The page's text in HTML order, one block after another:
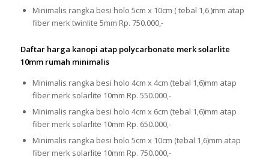
Minimalis rangka besi holo 5cm x 10cm ( tebal 1,6 )mm atap
fiber merk twinlite 5mm Rp. 750.000,-
Daftar harga kanopi atap polycarbonate merk solarlite
10mm rumah minimalis
Minimalis rangka besi holo 4cm x 4cm (tebal 1,6)mm atap
fiber merk solarlite 10mm Rp. 550.000,-
Minimalis rangka besi holo 4cm x 6cm (tebal 1,6)mm atap
fiber merk solarlite 10mm Rp. 650.000,-
Minimalis rangka besi holo 5cm x 10cm (tebal 1,6)mm atap
fiber merk solarlite 10mm Rp. 750.000,-